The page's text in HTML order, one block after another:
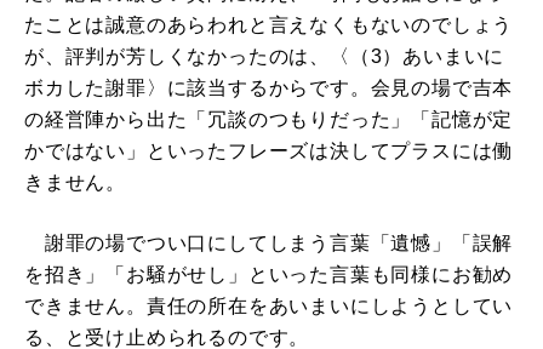
たことは誠意のあらわれと言えなくもないのでしょう
が、評判が芳しくなかったのは、〈（3）あいまいに
ボカした謝罪〉に該当するからです。会見の場で吉本
の経営陣から出た「冗談のつもりだった」「記憶が定
かではない」といったフレーズは決してプラスには働
きません。
謝罪の場でつい口にしてしまう言葉「遺憾」「誤解
を招き」「お騒がせし」といった言葉も同様にお勧め
できません。責任の所在をあいまいにしようとしてい
る、と受け止められるのです。